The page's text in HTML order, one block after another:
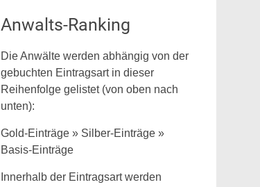
Anwalts-Ranking
Die Anwälte werden abhängig von der
gebuchten Eintragsart in dieser
Reihenfolge gelistet (von oben nach
unten):
Gold-Einträge » Silber-Einträge »
Basis-Einträge
Innerhalb der Eintragsart werden